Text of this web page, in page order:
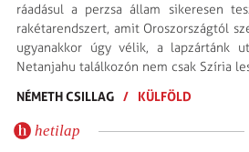
ráadásul a perzsa állam sikeresen
rakétarendszert, amit Oroszországtól
ugyanakkor úgy vélik, a lapzártánk
Netanjahu találkozón nem csak Szíria
NÉMETH CSILLAG / KÜLFÖLD
hetilap